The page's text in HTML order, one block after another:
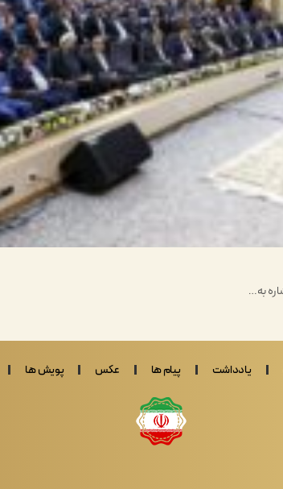
یادداشت پیام ها عکس پویش ها